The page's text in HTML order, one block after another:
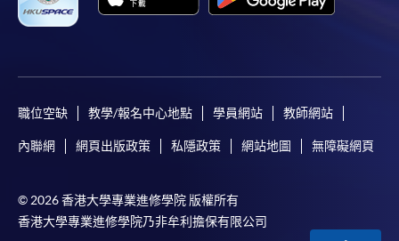
職位空缺 教學/報名中心地點 學員網站 教師網站
內聯網 網頁出版政策 私隱政策 網站地圖 無障礙網頁
© 2026 香港大學專業進修學院 版權所有
香港大學專業進修學院乃非牟利擔保有限公司